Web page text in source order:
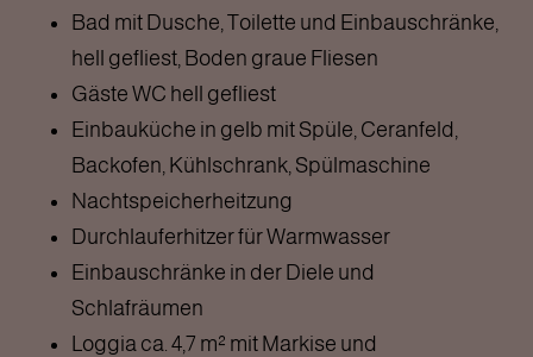
Bad mit Dusche, Toilette und Einbauschränke,
hell gefliest, Boden graue Fliesen
Gäste WC hell gefliest
Einbauküche in gelb mit Spüle, Ceranfeld,
Backofen, Kühlschrank, Spülmaschine
Nachtspeicherheitzung
Durchlauferhitzer für Warmwasser
Einbauschränke in der Diele und
Schlafräumen
Loggia ca. 4,7 m² mit Markise und